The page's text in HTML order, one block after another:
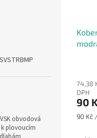
obvodová
plovoucím
74,38
DPH
90
Měrná
90 Kč